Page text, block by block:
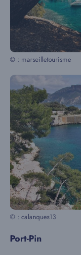
© : marseilletourisme
© : calanques13
Port-Pin